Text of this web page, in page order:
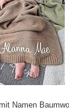
Namen